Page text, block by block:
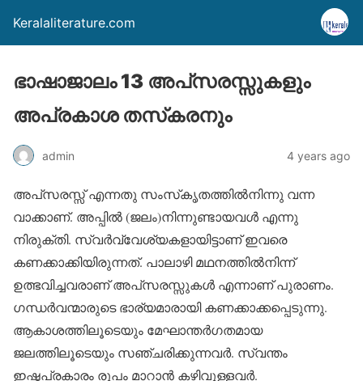
Keralaliterature.com
ഭാഷാജാലം 13 അപ്‌സരസ്സുകളും
അപ്രകാശ തസ്‌കരനും
admin 4 years ago
അപ്‌സരസ്സ് എന്നതു സംസ്‌കൃതത്തില്‍നിന്നു വന്ന
വാക്കാണ്. അപ്പില്‍ (ജലം)നിന്നുണ്ടായവള്‍ എന്നു
നിരുക്തി. സ്വര്‍വ്വേശ്യകളായിട്ടാണ് ഇവരെ
കണക്കാക്കിയിരുന്നത്. പാലാഴി മഥനത്തില്‍നിന്ന്
ഉത്ഭവിച്ചവരാണ് അപ്‌സരസ്സുകള്‍ എന്നാണ് പുരാണം.
ഗന്ധര്‍വന്മാരുടെ ഭാര്യമാരായി കണക്കാക്കപ്പെടുന്നു.
ആകാശത്തിലൂടെയും മേഘാന്തര്‍ഗതമായ
ജലത്തിലൂടെയും സഞ്ചരിക്കുന്നവര്‍. സ്വന്തം
ഇഷ്ടപ്രകാരം രൂപം മാറാന്‍ കഴിവുള്ളവര്‍.